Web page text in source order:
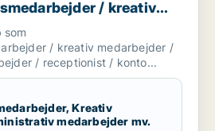
/ kreativ
medarbejder
som
/ kreativ medarbejder /
/ receptionist / konto...
Kreativ
medarbejder mv.